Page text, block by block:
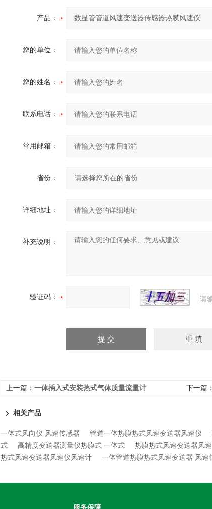
产品：
您的单位：
您的姓名：
联系电话：
常用邮箱：
省份：
详细地址：
补充说明：
验证码： 请
上一篇： 一体插入式安装热式气体质量流量计 下一篇：
相关产品
一体式风向仪 风速传感器 管道一体热膜热式风速变送器风速仪
式
高精度变送器测量仪热膜式 一体式 热膜热式风速变送器风
热式风速变送器风速仪风速计
一体管道热膜热式风速变送器 风速